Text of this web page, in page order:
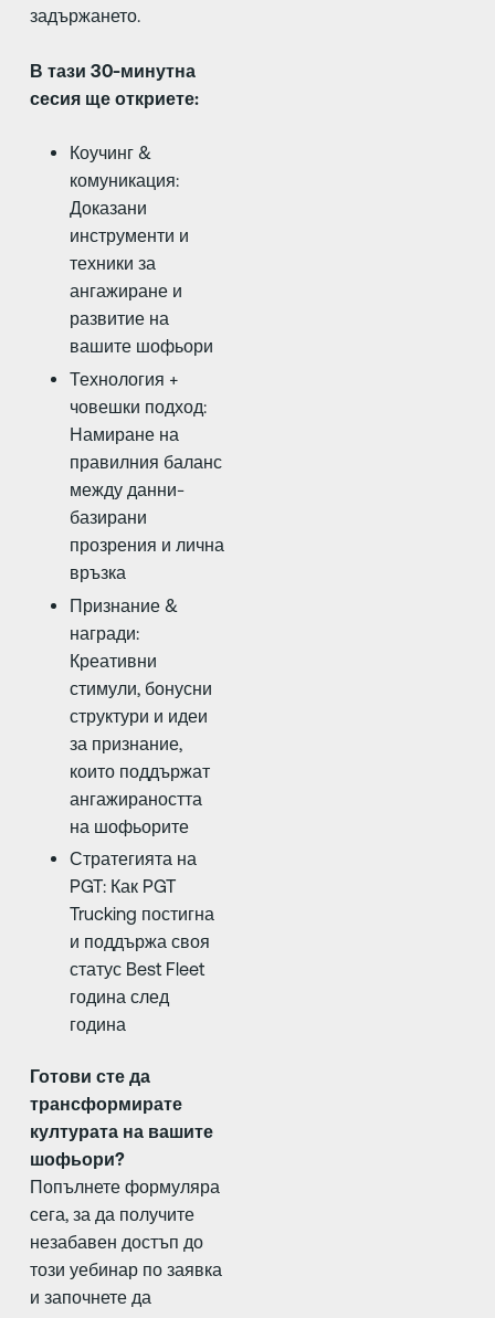
задържането.
В тази 30-минутна
сесия ще откриете:
Коучинг &
комуникация:
Доказани
инструменти и
техники за
ангажиране и
развитие на
вашите шофьори
Технология +
човешки подход:
Намиране на
правилния баланс
между данни-
базирани
прозрения и лична
връзка
Признание &
награди:
Креативни
стимули, бонусни
структури и идеи
за признание,
които поддържат
ангажираността
на шофьорите
Стратегията на
PGT: Как PGT
Trucking постигна
и поддържа своя
статус Best Fleet
година след
година
Готови сте да
трансформирате
културата на вашите
шофьори?
Попълнете формуляра
сега, за да получите
незабавен достъп до
този уебинар по заявка
и започнете да